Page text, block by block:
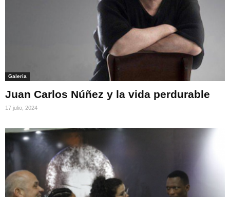
Galeria
Juan Carlos Núñez y la vida perdurable
17 julio, 2024